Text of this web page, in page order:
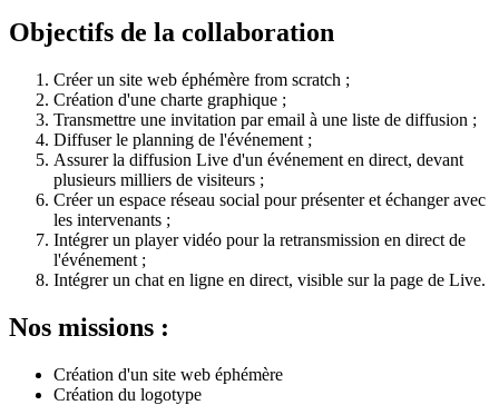
Objectifs de la collaboration
Créer un site web éphémère from scratch ;
Création d'une charte graphique ;
Transmettre une invitation par email à une liste de diffusion ;
Diffuser le planning de l'événement ;
Assurer la diffusion Live d'un événement en direct, devant
plusieurs milliers de visiteurs ;
Créer un espace réseau social pour présenter et échanger avec
les intervenants ;
Intégrer un player vidéo pour la retransmission en direct de
l'événement ;
Intégrer un chat en ligne en direct, visible sur la page de Live.
Nos missions :
Création d'un site web éphémère
Création du logotype